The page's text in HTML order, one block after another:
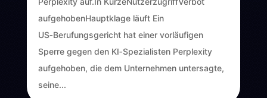
aufgehobenHauptklage läuft Ein
US‑Berufungsgericht hat einer vorläufigen
Sperre gegen den KI‑Spezialisten Perplexity
aufgehoben, die dem Unternehmen untersagte,
seine...